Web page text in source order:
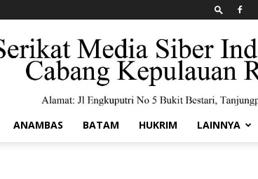
ANAMBAS BATAM HUKRIM LAINNYA